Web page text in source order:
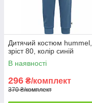
Дитячий костюм hummel,
зріст 80, колір синій
В наявності
296 ₴/комплект
370 ₴/комплект